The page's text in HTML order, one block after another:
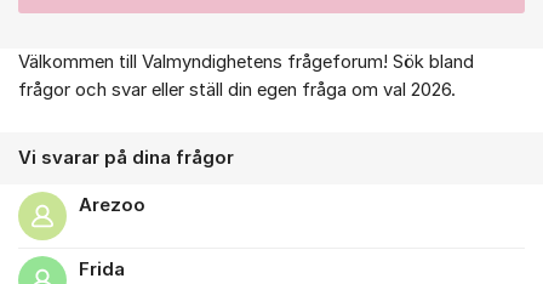
Om forumet
Välkommen till Valmyndighetens frågeforum! Sök bland
frågor och svar eller ställ din egen fråga om val 2026.
Vi svarar på dina frågor
Arezoo
Frida